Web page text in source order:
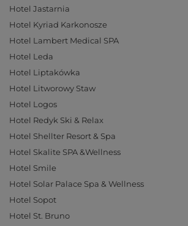
Hotel Jastarnia
Hotel Kyriad Karkonosze
Hotel Lambert Medical SPA
Hotel Leda
Hotel Liptakówka
Hotel Litworowy Staw
Hotel Logos
Hotel Redyk Ski & Relax
Hotel Shellter Resort & Spa
Hotel Skalite SPA &Wellness
Hotel Smile
Hotel Solar Palace Spa & Wellness
Hotel Sopot
Hotel St. Bruno